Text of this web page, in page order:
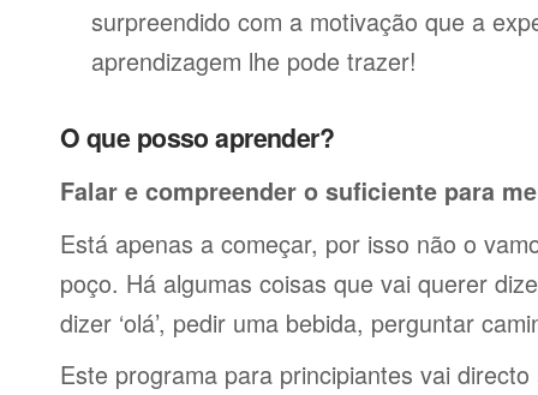
surpreendido com a motivação que a
aprendizagem lhe pode trazer!
O que posso aprender?
Falar e compreender o suficiente para
Está apenas a começar, por isso não o
poço. Há algumas coisas que vai querer
dizer ‘olá’, pedir uma bebida, perguntar
Este programa para principiantes vai